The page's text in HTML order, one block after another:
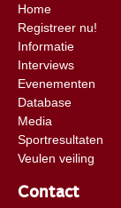
Home
Registreer nu!
Informatie
Interviews
Evenementen
Database
Media
Sportresultaten
Veulen veiling
Contact